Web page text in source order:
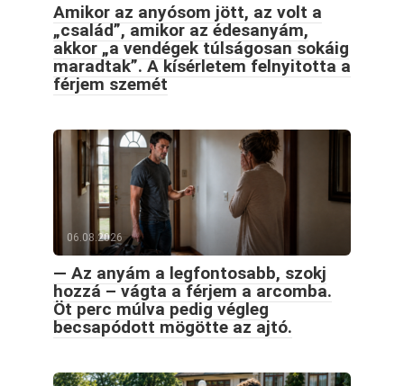
Amikor az anyósom jött, az volt a
„család”, amikor az édesanyám,
akkor „a vendégek túlságosan sokáig
maradtak”. A kísérletem felnyitotta a
férjem szemét
06.08.2026
— Az anyám a legfontosabb, szokj
hozzá – vágta a férjem a arcomba.
Öt perc múlva pedig végleg
becsapódott mögötte az ajtó.